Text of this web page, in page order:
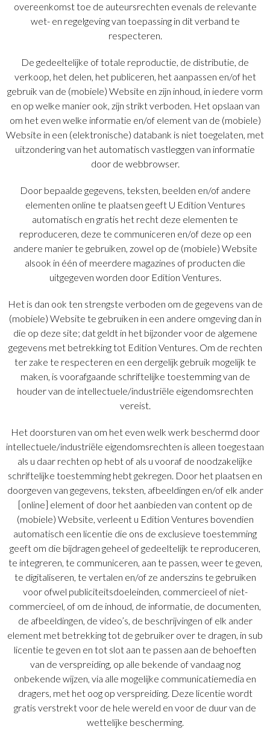
overeenkomst toe de auteursrechten evenals de relevante
wet- en regelgeving van toepassing in dit verband te
respecteren.
De gedeeltelijke of totale reproductie, de distributie, de
verkoop, het delen, het publiceren, het aanpassen en/of het
gebruik van de (mobiele) Website en zijn inhoud, in iedere vorm
en op welke manier ook, zijn strikt verboden. Het opslaan van
om het even welke informatie en/of element van de (mobiele)
Website in een (elektronische) databank is niet toegelaten, met
uitzondering van het automatisch vastleggen van informatie
door de webbrowser.
Door bepaalde gegevens, teksten, beelden en/of andere
elementen online te plaatsen geeft U Edition Ventures
automatisch en gratis het recht deze elementen te
reproduceren, deze te communiceren en/of deze op een
andere manier te gebruiken, zowel op de (mobiele) Website
alsook in één of meerdere magazines of producten die
uitgegeven worden door Edition Ventures.
Het is dan ook ten strengste verboden om de gegevens van de
(mobiele) Website te gebruiken in een andere omgeving dan in
die op deze site; dat geldt in het bijzonder voor de algemene
gegevens met betrekking tot Edition Ventures. Om de rechten
ter zake te respecteren en een dergelijk gebruik mogelijk te
maken, is voorafgaande schriftelijke toestemming van de
houder van de intellectuele/industriële eigendomsrechten
vereist.
Het doorsturen van om het even welk werk beschermd door
intellectuele/industriële eigendomsrechten is alleen toegestaan
als u daar rechten op hebt of als u vooraf de noodzakelijke
schriftelijke toestemming hebt gekregen. Door het plaatsen en
doorgeven van gegevens, teksten, afbeeldingen en/of elk ander
[online] element of door het aanbieden van content op de
(mobiele) Website, verleent u Edition Ventures bovendien
automatisch een licentie die ons de exclusieve toestemming
geeft om die bijdragen geheel of gedeeltelijk te reproduceren,
te integreren, te communiceren, aan te passen, weer te geven,
te digitaliseren, te vertalen en/of ze anderszins te gebruiken
voor ofwel publiciteitsdoeleinden, commercieel of niet-
commercieel, of om de inhoud, de informatie, de documenten,
de afbeeldingen, de video’s, de beschrijvingen of elk ander
element met betrekking tot de gebruiker over te dragen, in sub
licentie te geven en tot slot aan te passen aan de behoeften
van de verspreiding, op alle bekende of vandaag nog
onbekende wijzen, via alle mogelijke communicatiemedia en
dragers, met het oog op verspreiding. Deze licentie wordt
gratis verstrekt voor de hele wereld en voor de duur van de
wettelijke bescherming.